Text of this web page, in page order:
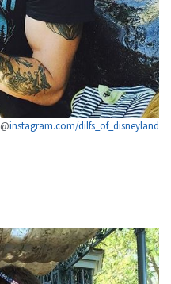
@instagram.com/dilfs_of_disneyland